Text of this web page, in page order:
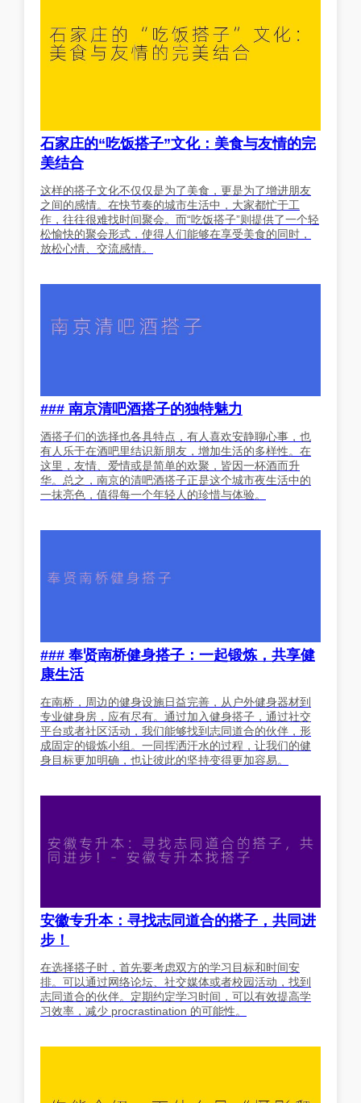
石家庄的“吃饭搭子”文化：美食与友情的完
美结合
这样的搭子文化不仅仅是为了美食，更是为了增进朋友
之间的感情。在快节奏的城市生活中，大家都忙于工
作，往往很难找时间聚会。而“吃饭搭子”则提供了一个轻
松愉快的聚会形式，使得人们能够在享受美食的同时，
放松心情、交流感情。
### 南京清吧酒搭子的独特魅力
酒搭子们的选择也各具特点，有人喜欢安静聊心事，也
有人乐于在酒吧里结识新朋友，增加生活的多样性。在
这里，友情、爱情或是简单的欢聚，皆因一杯酒而升
华。总之，南京的清吧酒搭子正是这个城市夜生活中的
一抹亮色，值得每一个年轻人的珍惜与体验。
### 奉贤南桥健身搭子：一起锻炼，共享健
康生活
在南桥，周边的健身设施日益完善，从户外健身器材到
专业健身房，应有尽有。通过加入健身搭子，通过社交
平台或者社区活动，我们能够找到志同道合的伙伴，形
成固定的锻炼小组。一同挥洒汗水的过程，让我们的健
身目标更加明确，也让彼此的坚持变得更加容易。
安徽专升本：寻找志同道合的搭子，共同进
步！
在选择搭子时，首先要考虑双方的学习目标和时间安
排。可以通过网络论坛、社交媒体或者校园活动，找到
志同道合的伙伴。定期约定学习时间，可以有效提高学
习效率，减少 procrastination 的可能性。